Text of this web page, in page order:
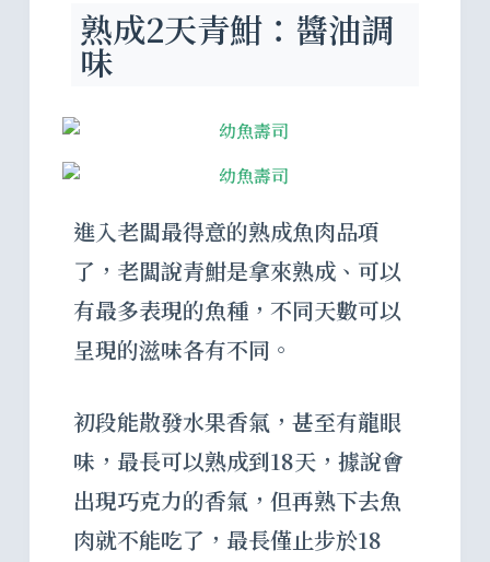
熟成2天青魽：醬油調
味
進入老闆最得意的熟成魚肉品項
了，老闆說青魽是拿來熟成、可以
有最多表現的魚種，不同天數可以
呈現的滋味各有不同。
初段能散發水果香氣，甚至有龍眼
味，最長可以熟成到18天，據說會
出現巧克力的香氣，但再熟下去魚
肉就不能吃了，最長僅止步於18